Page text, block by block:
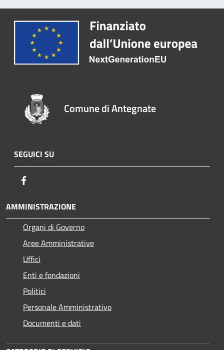
Comune di Antegnate
SEGUICI SU
AMMINISTRAZIONE
Organi di Governo
Aree Amministrative
Uffici
Enti e fondazioni
Politici
Personale Amministrativo
Documenti e dati